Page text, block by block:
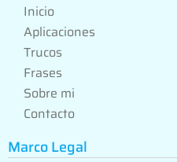
Inicio
Aplicaciones
Trucos
Frases
Sobre mi
Contacto
Marco Legal